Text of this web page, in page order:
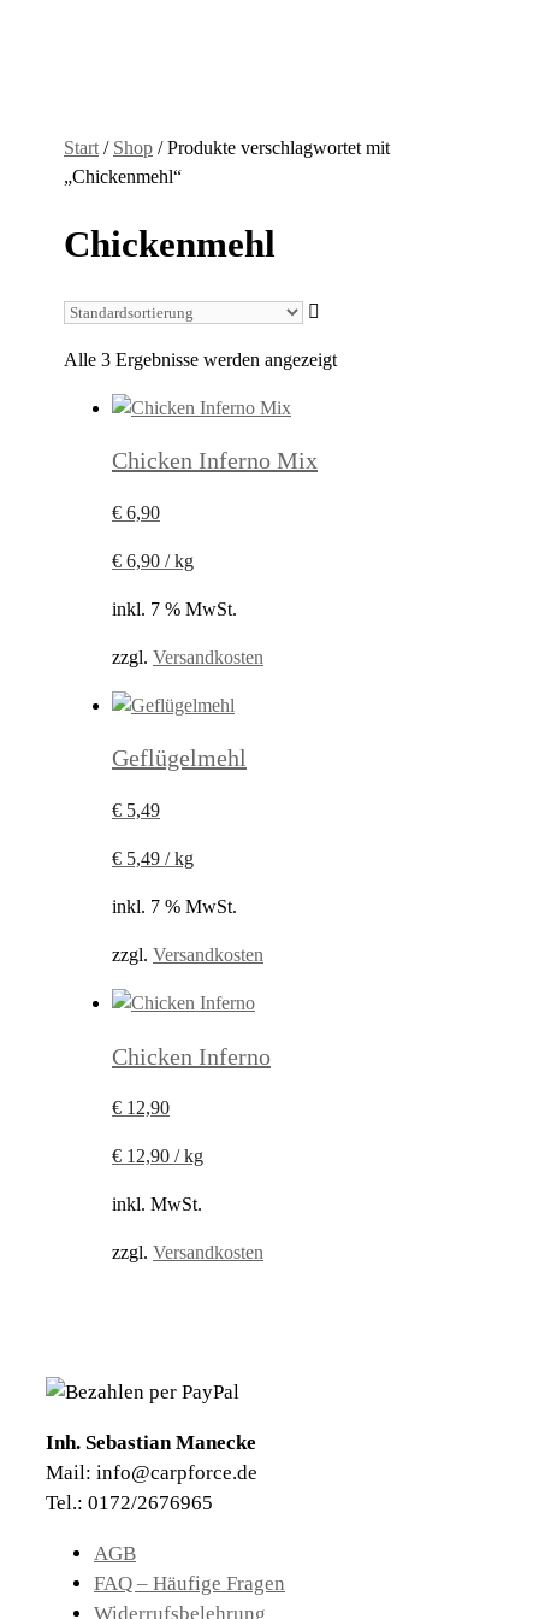
Start / Shop / Produkte verschlagwortet mit
„Chickenmehl“
Chickenmehl
Alle 3 Ergebnisse werden angezeigt
Chicken Inferno Mix
€ 6,90
€ 6,90 /kg
inkl. 7 % MwSt.
zzgl. Versandkosten
Geflügelmehl
€ 5,49
€ 5,49 /kg
inkl. 7 % MwSt.
zzgl. Versandkosten
Chicken Inferno
€ 12,90
€ 12,90 /kg
inkl. MwSt.
zzgl. Versandkosten
Inh. Sebastian Manecke
Mail: info@carpforce.de
Tel.: 0172/2676965
AGB
FAQ – Häufige Fragen
Widerrufsbelehrung